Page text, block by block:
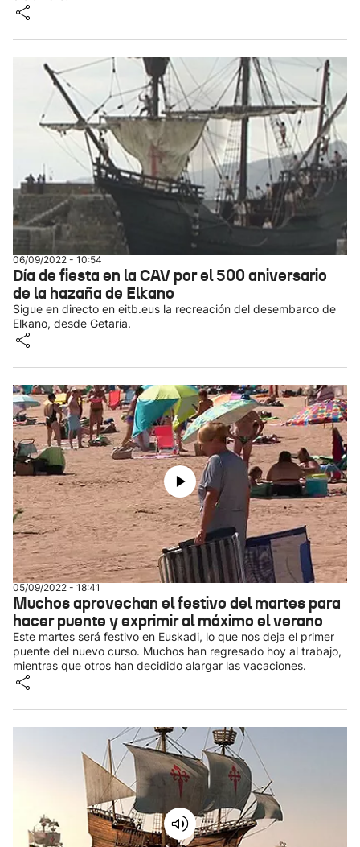
06/09/2022 - 10:54
Día de fiesta en la CAV por el 500 aniversario
de la hazaña de Elkano
Sigue en directo en eitb.eus la recreación del desembarco de
Elkano, desde Getaria.
05/09/2022 - 18:41
Muchos aprovechan el festivo del martes para
hacer puente y exprimir al máximo el verano
Este martes será festivo en Euskadi, lo que nos deja el primer
puente del nuevo curso. Muchos han regresado hoy al trabajo,
mientras que otros han decidido alargar las vacaciones.